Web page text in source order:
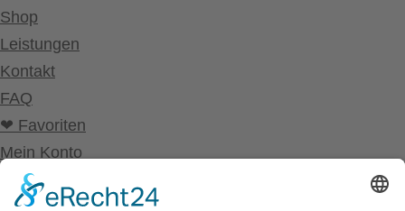
Shop
Leistungen
Kontakt
FAQ
❤ Favoriten
Mein Konto